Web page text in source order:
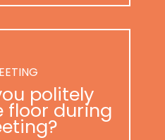
politely
floor during